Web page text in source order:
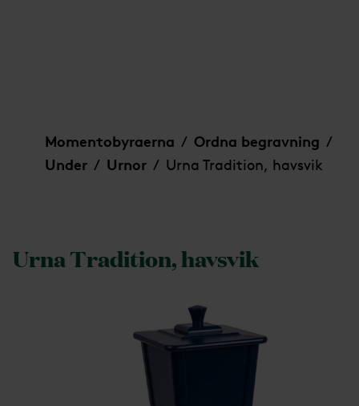
Momentobyraerna / Ordna begravning /
Under / Urnor / Urna Tradition, havsvik
Urna Tradition, havsvik